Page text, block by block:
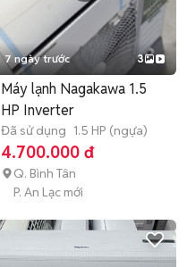
7 ngày trước 3
Máy lạnh Nagakawa 1.5
HP Inverter
Đã sử dụng 1.5 HP (ngựa)
4.700.000 đ
Q. Bình Tân
P. An Lạc mới